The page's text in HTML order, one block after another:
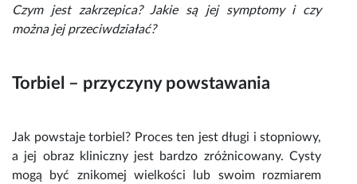
Czym jest zakrzepica?Jakie są jej symptomy i czy
można jej przeciwdziałać?
Torbiel – przyczyny powstawania
Jak powstaje torbiel ? Proces ten jest długi i stopniowy,
a jej obraz kliniczny jest bardzo zróżnicowany. Cysty
mogą być znikomej wielkości lub swoim rozmiarem